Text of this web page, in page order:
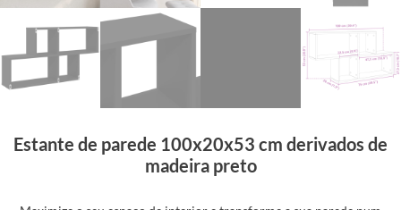
Estante de parede 100x20x53 cm derivados de
madeira preto